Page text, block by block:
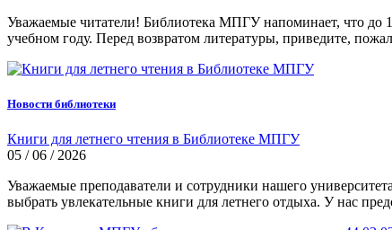
Уважаемые читатели! Библиотека МПГУ напоминает, что до
учебном году. Перед возвратом литературы, приведите,
Новости библиотеки
Книги для летнего чтения в Библиотеке МПГУ
05 / 06 / 2026
Уважаемые преподаватели и сотрудники нашего
выбрать увлекательные книги для летнего отдыха. У нас